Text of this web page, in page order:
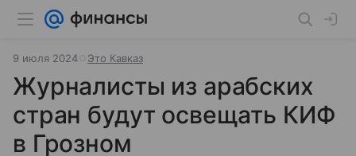
9 июля 2024 Это Кавказ
Журналисты из арабских
стран будут освещать КИФ
в Грозном